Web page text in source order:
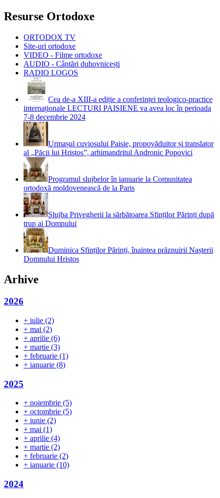
Resurse Ortodoxe
ORTODOX TV
Site-uri ortodoxe
VIDEO - Filme ortodoxe
AUDIO - Cântări duhovnicești
RADIO LOGOS
Cea de-a XIII-a ediție a conferinței teologico-practice
internaționale LECTURI PAISIENE va avea loc în perioada
7-8 decembrie 2024
Urmașul cuviosului Paisie, propovăduitor și translator
al „Păcii lui Hristos”, arhimandritul Andronic Popovici
Programul slujbelor în ianuarie la Comunitatea
ortodoxă moldovenească de la Paris
Slujba Privegherii la sărbătoarea Sfinților Părinți după
trup ai Domnului
Duminica Sfinților Părinți, înaintea prăznuirii Nașterii
Domnului Hristos
Arhive
2026
+ iulie (2)
+ mai (2)
+ aprilie (6)
+ martie (3)
+ februarie (1)
+ ianuarie (8)
2025
+ noiembrie (5)
+ octombrie (5)
+ iunie (2)
+ mai (1)
+ aprilie (4)
+ martie (2)
+ februarie (2)
+ ianuarie (10)
2024